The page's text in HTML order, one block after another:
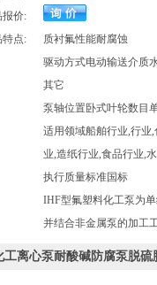
报价:
特点:
质衬氟性能耐腐蚀
驱动方式电动输送介质
其它
泵轴位置卧式叶轮数目
适用领域船舶行业,行业
业,造纸行业,食品行业,
执行质量标准国标
IHF型氟塑料化工泵为
并结合非金属泵的加工
离心泵耐酸碱防腐泵脱硫